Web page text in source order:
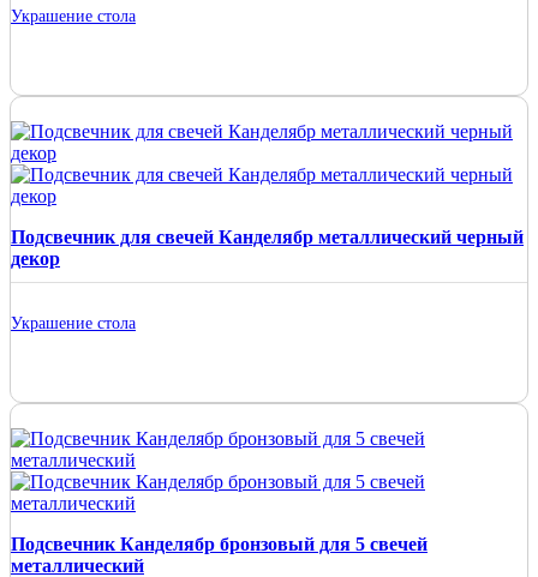
Украшение стола
Подсвечник для свечей Канделябр металлический черный
декор
Украшение стола
Подсвечник Канделябр бронзовый для 5 свечей
металлический